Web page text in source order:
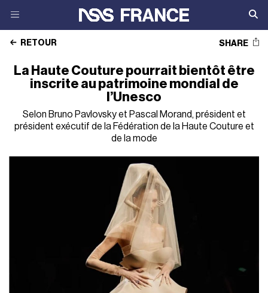
RETOUR SHARE
La Haute Couture pourrait bientôt être
inscrite au patrimoine mondial de
l’Unesco
Selon Bruno Pavlovsky et Pascal Morand, président et
président exécutif de la Fédération de la Haute Couture et
de la mode